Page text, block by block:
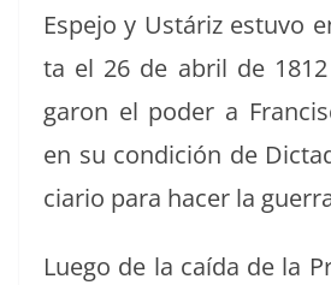
Espe­jo y Ustáriz estu­vo
ta el 26 de abril de
garon el poder a
en su condi­ción de
cia­rio para hac­er la
Luego de la caí­da de la